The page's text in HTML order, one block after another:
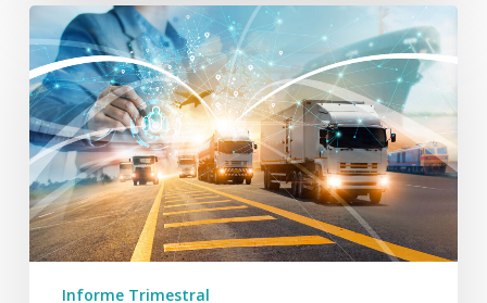
Informe
Trimestral
de
C-
intereg.
1T
2025
(Julio
2025)
Informe Trimestral